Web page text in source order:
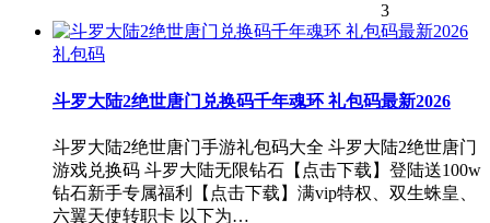
3
礼包码
斗罗大陆2绝世唐门兑换码千年魂环 礼包码最新2026
斗罗大陆2绝世唐门手游礼包码大全 斗罗大陆2绝世唐门
游戏兑换码 斗罗大陆无限钻石【点击下载】登陆送100w
钻石新手专属福利【点击下载】满vip特权、双生蛛皇、
六翼天使转职卡 以下为…